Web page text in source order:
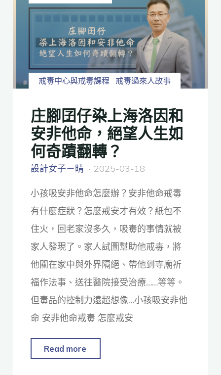
戒毒中心與戒毒課程 戒毒過來人故事
庄腳囝仔染上海洛因和
安非他命，絕望人生如
何奇蹟翻轉？
設計女子－晴 2025-03-18
小孩吸安非他命怎麼辦？安非他命戒毒
有什麼症狀？怎麼戒安才有效？紙包不
住火，回老家沒多久，吸毒的事情就被
家人發現了。家人試圖幫助他戒毒，將
他關在家中與外界隔絕、帶他到寺廟祈
福作法事、送往醫院接受治療……等等。
但毒品的控制力遠超想像…小孩吸安非他
命 安非他命戒毒 怎麼戒安
Read more